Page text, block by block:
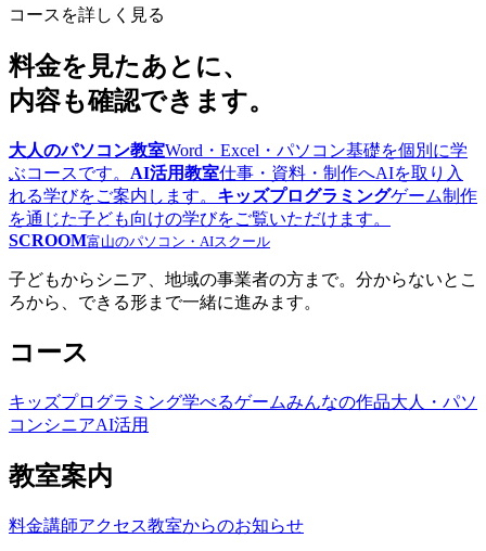
コースを詳しく見る
料金を見たあとに、
内容も確認できます。
大人のパソコン教室Word・Excel・パソコン基礎を個別に学
ぶコースです。 AI活用教室仕事・資料・制作へAIを取り入
れる学びをご案内します。 キッズプログラミングゲーム制作
を通じた子ども向けの学びをご覧いただけます。
SCROOM富山のパソコン・AIスクール
子どもからシニア、地域の事業者の方まで。分からないとこ
ろから、できる形まで一緒に進みます。
コース
キッズプログラミング学べるゲームみんなの作品大人・パソ
コンシニアAI活用
教室案内
料金講師アクセス教室からのお知らせ